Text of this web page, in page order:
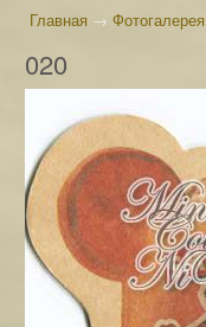
Главная → Фотогалерея
020